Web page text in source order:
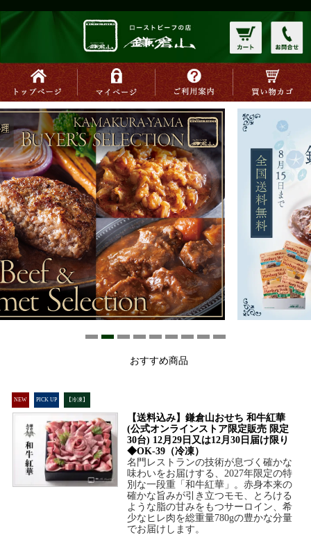
おすすめ商品
NEW PICK UP 【冷凍】
【送料込み】鎌倉山おせち 和牛紅華
(公式オンラインストア限定販売 限定
30台) 12月29日又は12月30日届け限り
◆OK-39（冷凍）
名門レストランの技術が息づく確かな
味わいをお届けする、2027年限定の特
別な一段重「和牛紅華」。赤身本来の
確かな旨みが引き立つモモ、とろける
ような脂の甘みをもつサーロイン、希
少なヒレ肉を総重量780gの豊かな分量
でお届けします。